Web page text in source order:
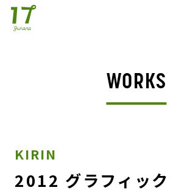
WORKS
KIRIN
2012 グラフィック